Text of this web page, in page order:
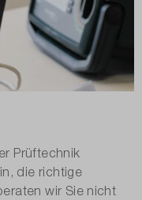
Prüftechnik
die richtige
wir Sie nicht